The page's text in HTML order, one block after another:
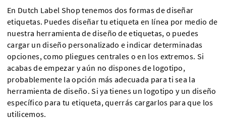
En Dutch Label Shop tenemos dos formas de diseñar
etiquetas. Puedes diseñar tu etiqueta en línea por medio de
nuestra herramienta de diseño de etiquetas, o puedes
cargar un diseño personalizado e indicar determinadas
opciones, como pliegues centrales o en los extremos. Si
acabas de empezar y aún no dispones de logotipo,
probablemente la opción más adecuada para ti sea la
herramienta de diseño. Si ya tienes un logotipo y un diseño
específico para tu etiqueta, querrás cargarlos para que los
utilicemos.